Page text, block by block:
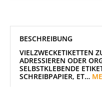
BESCHREIBUNG
VIELZWECKETIKETTEN
ADRESSIEREN ODER
SELBSTKLEBENDE
SCHREIBPAPIER, ET…